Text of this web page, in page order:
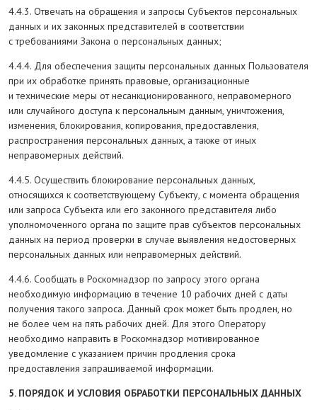
4.4.3. Отвечать на обращения и запросы Субъектов персональных
данных и их законных представителей в соответствии
с требованиями Закона о персональных данных;
4.4.4. Для обеспечения защиты персональных данных Пользователя
при их обработке принять правовые, организационные
и технические меры от несанкционированного, неправомерного
или случайного доступа к персональным данным, уничтожения,
изменения, блокирования, копирования, предоставления,
распространения персональных данных, а также от иных
неправомерных действий.
4.4.5. Осуществить блокирование персональных данных,
относящихся к соответствующему Субъекту, с момента обращения
или запроса Субъекта или его законного представителя либо
уполномоченного органа по защите прав субъектов персональных
данных на период проверки в случае выявления недостоверных
персональных данных или неправомерных действий.
4.4.6. Сообщать в Роскомнадзор по запросу этого органа
необходимую информацию в течение 10 рабочих дней с даты
получения такого запроса. Данный срок может быть продлен, но
не более чем на пять рабочих дней. Для этого Оператору
необходимо направить в Роскомнадзор мотивированное
уведомление с указанием причин продления срока
предоставления запрашиваемой информации.
5. ПОРЯДОК И УСЛОВИЯ ОБРАБОТКИ ПЕРСОНАЛЬНЫХ ДАННЫХ